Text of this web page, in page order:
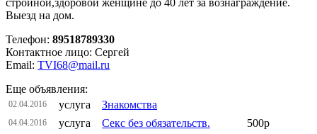
Выезд на дом.
Телефон: 89518789330
Контактное лицо: Сергей
Email: TVI68@mail.ru
Еще объявления:
02.04.2016 услуга Знакомства
04.04.2016 услуга Секс без обязательств. 500р